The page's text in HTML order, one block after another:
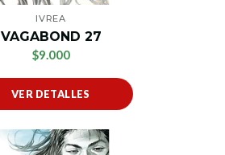
IVREA
VAGABOND 27
$9.000
VER DETALLES